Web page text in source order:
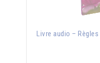
Livre audio –